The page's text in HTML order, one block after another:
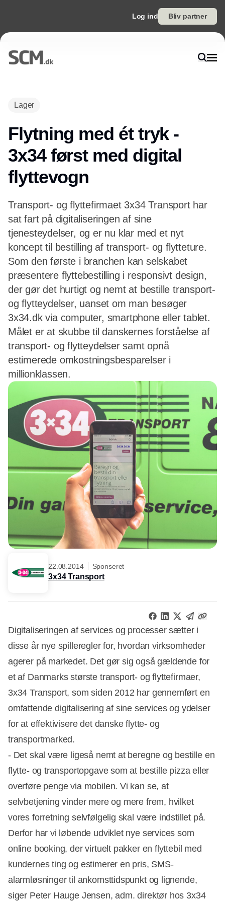
Log ind Bliv partner
Lager
Flytning med ét tryk -
3x34 først med digital
flyttevogn
Transport- og flyttefirmaet 3x34 Transport har
sat fart på digitaliseringen af sine
tjenesteydelser, og er nu klar med et nyt
koncept til bestilling af transport- og flytteture.
Som den første i branchen kan selskabet
præsentere flyttebestilling i responsivt design,
der gør det hurtigt og nemt at bestille transport-
og flytteydelser, uanset om man besøger
3x34.dk via computer, smartphone eller tablet.
Målet er at skubbe til danskernes forståelse af
transport- og flytteydelser samt opnå
estimerede omkostningsbesparelser i
millionklassen.
22.08.2014 Sponseret
3x34 Transport
Digitaliseringen af services og processer sætter i
disse år nye spilleregler for, hvordan virksomheder
agerer på markedet. Det gør sig også gældende for
et af Danmarks største transport- og flyttefirmaer,
3x34 Transport, som siden 2012 har gennemført en
omfattende digitalisering af sine services og ydelser
for at effektivisere det danske flytte- og
transportmarked.
- Det skal være ligeså nemt at beregne og bestille en
flytte- og transportopgave som at bestille pizza eller
overføre penge via mobilen. Vi kan se, at
selvbetjening vinder mere og mere frem, hvilket
vores forretning selvfølgelig skal være indstillet på.
Derfor har vi løbende udviklet nye services som
online booking, der virtuelt pakker en flyttebil med
kundernes ting og estimerer en pris, SMS-
alarmløsninger til ankomsttidspunkt og lignende,
siger Peter Hauge Jensen, adm. direktør hos 3x34